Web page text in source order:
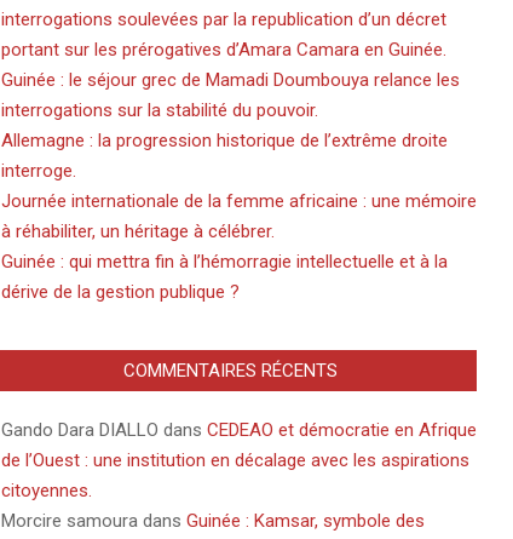
interrogations soulevées par la republication d’un décret
portant sur les prérogatives d’Amara Camara en Guinée.
Guinée : le séjour grec de Mamadi Doumbouya relance les
interrogations sur la stabilité du pouvoir.
Allemagne : la progression historique de l’extrême droite
interroge.
Journée internationale de la femme africaine : une mémoire
à réhabiliter, un héritage à célébrer.
Guinée : qui mettra fin à l’hémorragie intellectuelle et à la
dérive de la gestion publique ?
COMMENTAIRES RÉCENTS
Gando Dara DIALLO dans CEDEAO et démocratie en Afrique
de l’Ouest : une institution en décalage avec les aspirations
citoyennes.
Morcire samoura dans Guinée : Kamsar, symbole des